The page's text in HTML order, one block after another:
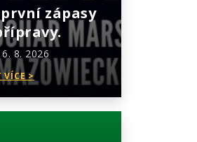
zápasy
8. 2026
VÍCE >